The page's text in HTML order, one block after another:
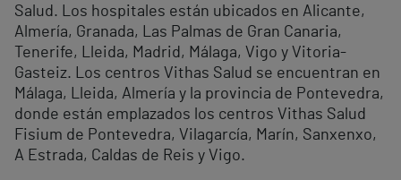
Salud. Los hospitales están ubicados en Alicante,
Almería, Granada, Las Palmas de Gran Canaria,
Tenerife, Lleida, Madrid, Málaga, Vigo y Vitoria-
Gasteiz. Los centros Vithas Salud se encuentran en
Málaga, Lleida, Almería y la provincia de Pontevedra,
donde están emplazados los centros Vithas Salud
Fisium de Pontevedra, Vilagarcía, Marín, Sanxenxo,
A Estrada, Caldas de Reis y Vigo.